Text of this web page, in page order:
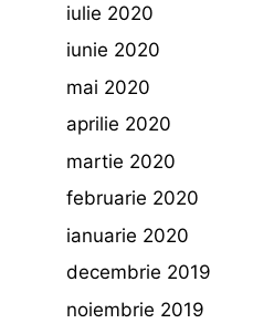
iulie 2020
iunie 2020
mai 2020
aprilie 2020
martie 2020
februarie 2020
ianuarie 2020
decembrie 2019
noiembrie 2019